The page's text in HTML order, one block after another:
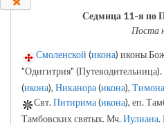
Седмица 11-я по
Поста
Смоленской (икона) иконы
"Одигитрия" (Путеводительница).
(икона), Никанора(икона), Тимона
Свт.Питирима(икона), еп.
Тамбовских святых. Мч.Иулиана.